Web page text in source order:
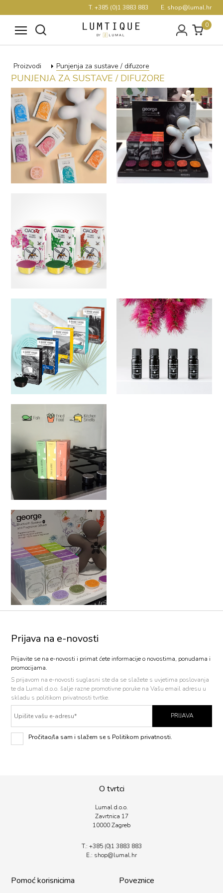
T. +385 (0)1 3883 883 E. shop@lumal.hr
0
Proizvodi Punjenja za sustave / difuzore
PUNJENJA ZA SUSTAVE / DIFUZORE
Prijava na e-novosti
Prijavite se na e-novosti i primat ćete informacije o novostima, ponudama i
promocijama.
S prijavom na e-novosti suglasni ste da se slažete s uvjetima poslovanja
te da Lumal d.o.o. šalje razne promotivne poruke na Vašu email adresu u
skladu s politikom privatnosti tvrtke.
PRIJAVA
Pročitao/la sam i slažem se s Politikom privatnosti.
O tvrtci
Lumal d.o.o.
Zavrtnica 17
10000 Zagreb
T.: +385 (0)1 3883 883
E.: shop@lumal.hr
Pomoć korisnicima Poveznice